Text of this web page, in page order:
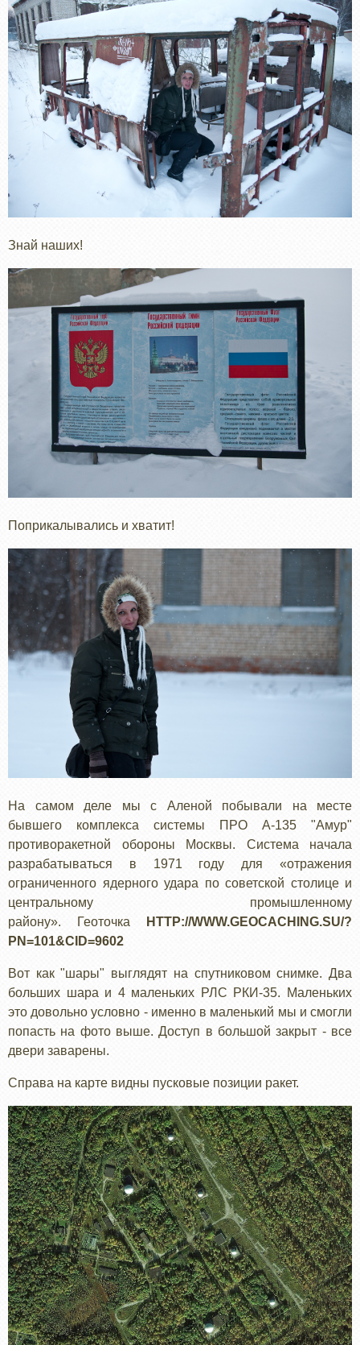
Знай наших!
Поприкалывались и хватит!
На самом деле мы с Аленой побывали на месте
бывшего комплекса системы ПРО А-135 "Амур"
противоракетной обороны Москвы. Система начала
разрабатываться в 1971 году для «отражения
ограниченного ядерного удара по советской столице и
центральному промышленному
району». Геоточка
HTTP://WWW.GEOCACHING.SU/?
PN=101&CID=9602
Вот как "шары" выглядят на спутниковом снимке. Два
больших шара и 4 маленьких РЛС РКИ-35. Маленьких
это довольно условно - именно в маленький мы и смогли
попасть на фото выше. Доступ в большой закрыт - все
двери заварены.
Справа на карте видны пусковые позиции ракет.